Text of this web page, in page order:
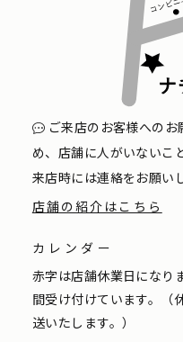
ご来店のお客様への
め、店舗に人がいないこ
来店時には連絡をお願い
店舗の紹介はこちら
カレンダー
赤字は店舗休業日になり
間受け付けています。（
送いたします。）